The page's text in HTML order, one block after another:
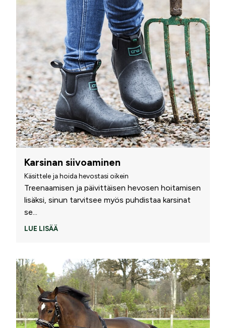
Karsinan siivoaminen
Käsittele ja hoida hevostasi oikein
Treenaamisen ja päivittäisen hevosen hoitamisen
lisäksi, sinun tarvitsee myös puhdistaa karsinat
se...
LUE LISÄÄ